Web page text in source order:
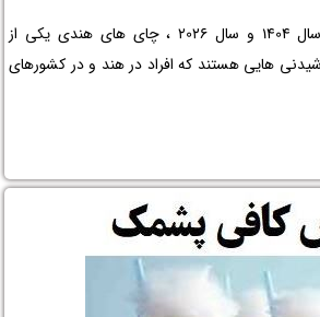
در این مطلب جدید در سال 1404 و سال 2026 ، چای های هندی یکی از
هایی هستند که افراد در هند و در کشورهای